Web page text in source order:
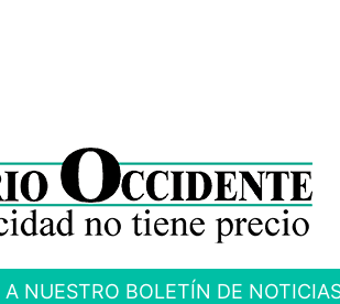
A NUESTRO BOLETÍN DE